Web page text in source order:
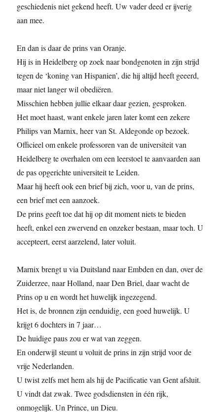
geschiedenis niet gekend heeft. Uw vader deed er ijverig
aan mee.
En dan is daar de prins van Oranje.
Hij is in Heidelberg op zoek naar bondgenoten in zijn strijd
tegen de ‘koning van Hispanien’, die hij altijd heeft geeerd,
maar niet langer wil obediëren.
Misschien hebben jullie elkaar daar gezien, gesproken.
Het moet haast, want enkele jaren later komt een zekere
Philips van Marnix, heer van St. Aldegonde op bezoek.
Officieel om enkele professoren van de universiteit van
Heidelberg te overhalen om een leerstoel te aanvaarden aan
de pas opgerichte universiteit te Leiden.
Maar hij heeft ook een brief bij zich, voor u, van de prins,
een brief met een aanzoek.
De prins geeft toe dat hij op dit moment niets te bieden
heeft, enkel een zwervend en onzeker bestaan, maar toch. U
accepteert, eerst aarzelend, later voluit.
Marnix brengt u via Duitsland naar Embden en dan, over de
Zuiderzee, naar Holland, naar Den Briel, daar wacht de
Prins op u en wordt het huwelijk ingezegend.
Het is, de bronnen zijn eenduidig, een goed huwelijk. U
krijgt 6 dochters in 7 jaar…
De huidige paus zou er wat van zeggen.
En onderwijl steunt u voluit de prins in zijn strijd voor de
vrije Nederlanden.
U twist zelfs met hem als hij de Pacificatie van Gent afsluit.
U vindt dat zwak. Twee godsdiensten in één rijk,
onmogelijk. Un Prince, un Dieu.